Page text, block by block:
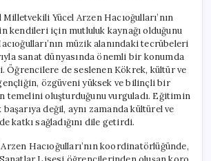
Yücel Arzen Hacıoğulları’nın
kendileri için mutluluk kaynağı olduğunu
müzik alanındaki tecrübeleri
sanat dünyasında önemli bir konumda
Öğrencilere de seslenen Kökrek, kültür ve
özgüveni yüksek ve bilinçli bir
temelini oluşturduğunu vurguladı. Eğitimin
değil, aynı zamanda kültürel ve
katkı sağladığını dile getirdi.
Hacıoğulları’nın koordinatörlüğünde,